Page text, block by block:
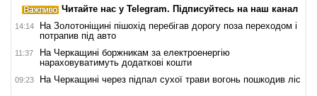
Читайте нас у Telegram. Підписуйтесь на наш канал
14:14
На Золотоніщині пішохід перебігав дорогу поза переходом і
потрапив під авто
11:37
На Черкащині боржникам за електроенергію
нараховуватимуть додаткові кошти
09:23 На Черкащині через підпал сухої трави вогонь пошкодив ліс